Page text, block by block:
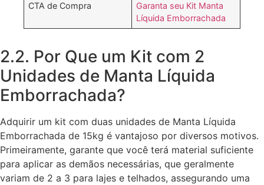
CTA de Compra
Garanta seu Kit Manta
Líquida Emborrachada
2.2. Por Que um Kit com 2
Unidades de Manta Líquida
Emborrachada?
Adquirir um kit com duas unidades de Manta Líquida
Emborrachada de 15kg é vantajoso por diversos motivos.
Primeiramente, garante que você terá material suficiente
para aplicar as demãos necessárias, que geralmente
variam de 2 a 3 para lajes e telhados, assegurando uma